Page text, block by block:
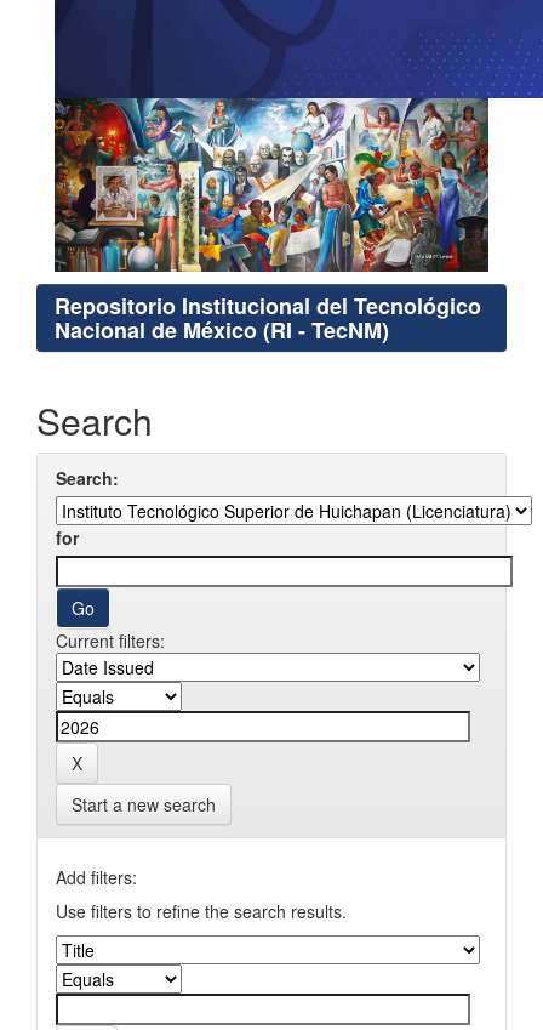
Repositorio Institucional del Tecnológico
Nacional de México (RI - TecNM)
Search
Search:
for
Current filters:
Start a new search
Add filters:
Use filters to refine the search results.